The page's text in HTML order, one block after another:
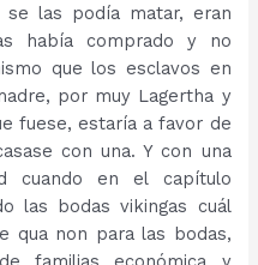
se las podía matar, eran
había comprado y no
que los esclavos en
por muy Lagertha y
fuese, estaría a favor de
con una. Y con una
cuando en el capítulo
las bodas vikingas cuál
qua non para las bodas,